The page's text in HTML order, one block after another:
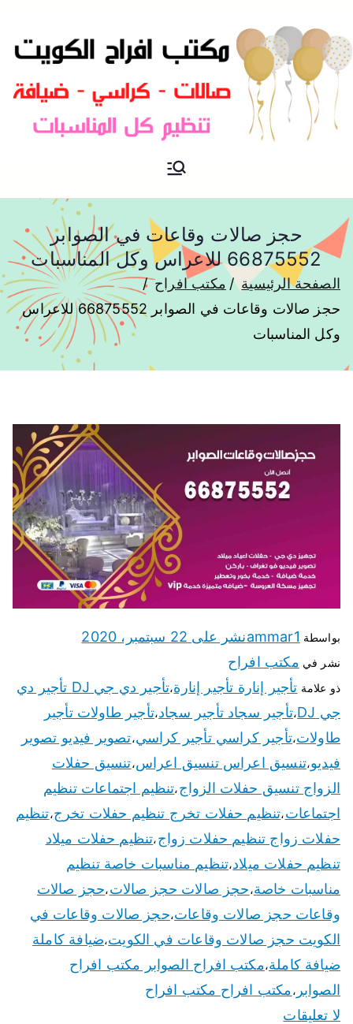
مكتب افراح و مناسبات و زواج و
حجز صالات وقاعات في الصوابر
66875552 للاعراس وكل المناسبات
الصفحة الرئيسية
مكتب افراح
حجز صالات وقاعات في الصوابر 66875552 للاعراس
وكل المناسبات
بواسطة ammar1نشر على 22 سبتمبر، 2020
نشر في مكتب افراح
ذو علامة تأجير إنارة تأجير إنارة،
تأجير دي جي DJ تأجير دي
جي DJ
،تأجير سجاد تأجير سجاد،تأجير طاولات تأجير
طاولات،تأجير كراسي تأجير كراسي،تصوير فيديو تصوير
فيديو،تنسيق اعراس تنسيق اعراس،تنسيق حفلات
الزواج تنسيق حفلات الزواج،تنظيم اجتماعات تنظيم
اجتماعات،تنظيم حفلات تخرج تنظيم حفلات تخرج،تنظيم
حفلات زواج تنظيم حفلات زواج،تنظيم حفلات ميلاد
تنظيم حفلات ميلاد،تنظيم مناسبات خاصة تنظيم
مناسبات خاصة،حجز صالات حجز صالات،حجز صالات
وقاعات حجز صالات وقاعات،حجز صالات وقاعات في
الكويت حجز صالات وقاعات في الكويت،ضيافة كاملة
ضيافة كاملة،مكتب افراح الصوابر مكتب افراح
الصوابر ،مكتب افراح مكتب افراح
لا تعليقات